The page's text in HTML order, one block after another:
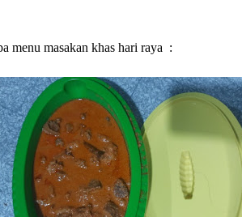
menu masakan khas hari raya :